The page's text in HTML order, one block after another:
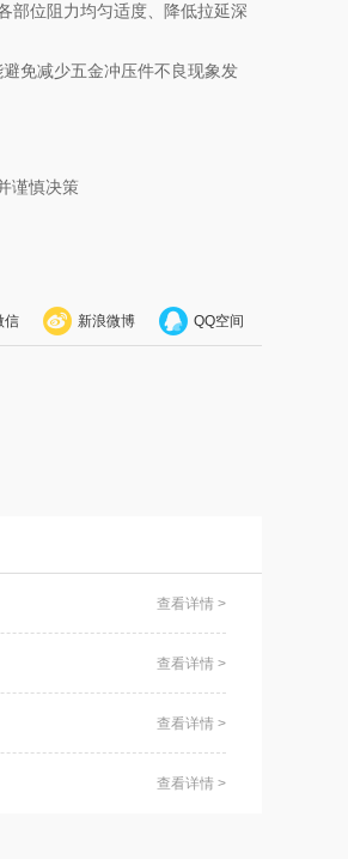
位阻力均匀适度、降低拉延深
免减少五金冲压件不良现象发
谨慎决策
信 新浪微博 QQ空间
查看详情 >
查看详情 >
查看详情 >
查看详情 >